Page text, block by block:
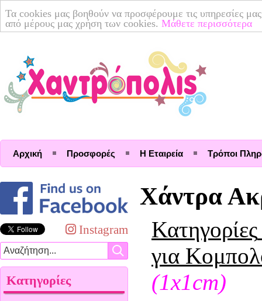
Τα cookies μας βοηθούν να προσφέρουμε τις υπηρεσίες
από μέρους μας χρήση των cookies. Μάθετε περισσότερα
Αρχική Προσφορές Η Εταιρεία Τρόποι
Instagram
Κατηγορίες
Χάντρα
Κατηγορίες
για
(1x1cm)